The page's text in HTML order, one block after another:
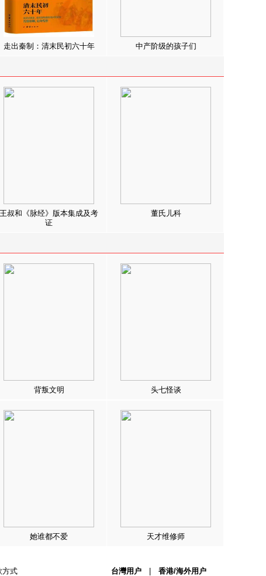
走出秦制：清末民初六十年 中产阶级的孩子们
王叔和《脉经》版本集成及考
证
董氏儿科
背叛文明 头七怪谈
她谁都不爱 天才维修师
方式 台灣用户 香港/海外用户